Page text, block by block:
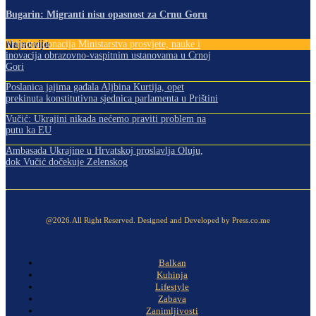
Bugarin: Migranti nisu opasnost za Crnu Goru
Najnovije
Vrijedna donacija Ministarstva prosvjete, nauke i
inovacija obrazovno-vaspitnim ustanovama u Crnoj
Gori
Poslanica jajima gađala Aljbina Kurtija, opet
prekinuta konstitutivna sjednica parlamenta u Prištini
Vučić: Ukrajini nikada nećemo praviti problem na
putu ka EU
Ambasada Ukrajine u Hrvatskoj proslavlja Oluju,
dok Vučić dočekuje Zelenskog
@2026.All Right Reserved. Designed and Developed by Press.co.me
Balkan
Kuhinja
Lifestyle
Zabava
Zanimljivosti